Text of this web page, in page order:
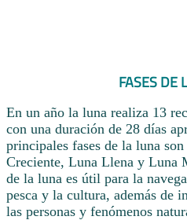
FASES DE
En un año la luna realiza 13
con una duración de 28 días
principales fases de la luna
Creciente, Luna Llena y Luna
de la luna es útil para la
pesca y la cultura, además de
las personas y fenómenos